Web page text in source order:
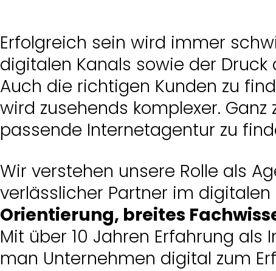
Erfolgreich sein wird immer
digitalen Kanals sowie der
Auch die richtigen Kunden zu
wird zusehends komplexer.
passende Internetagentur zu
Wir verstehen unsere Rolle als
verlässlicher Partner im digitalen
Orientierung, breites
Mit über 10 Jahren Erfahrung
man Unternehmen digital zum